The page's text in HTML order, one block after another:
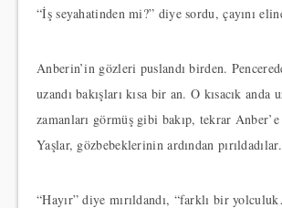
“İş seyahatinden mi?” diye sordu, çayını
Anberin’in gözleri puslandı birden.
uzandı bakışları kısa bir an. O kısacık anda
zamanları görmüş gibi bakıp, tekrar
Yaşlar, gözbebeklerinin ardından pırıldadılar.
“Hayır” diye mırıldandı, “farklı bir